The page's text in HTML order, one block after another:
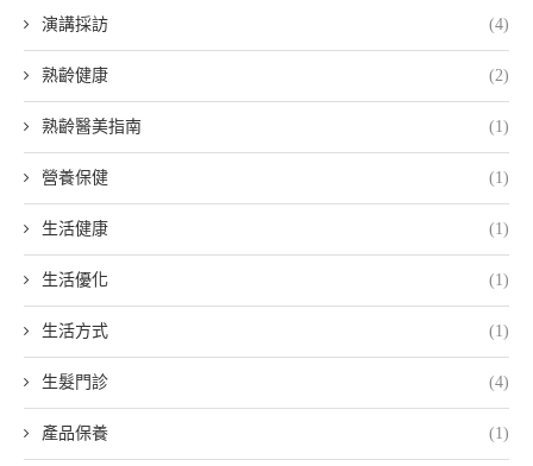
演講採訪 (4)
熟齡健康 (2)
熟齡醫美指南 (1)
營養保健 (1)
生活健康 (1)
生活優化 (1)
生活方式 (1)
生髮門診 (4)
產品保養 (1)